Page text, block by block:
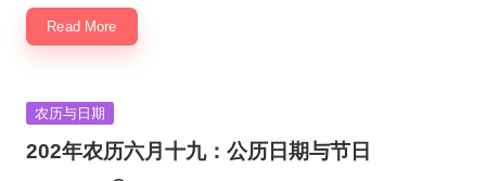
Read More
Posted
农历与日期
202年农历六月十九：公历日期与节日